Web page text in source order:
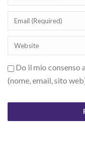
Do il mio consenso
(nome, email, sito